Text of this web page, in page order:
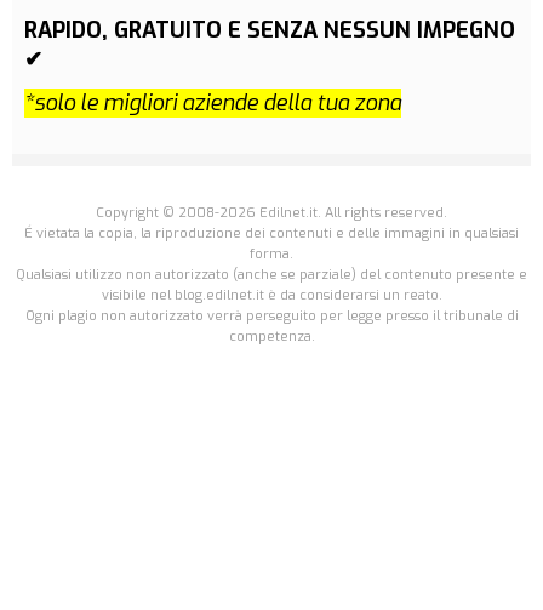
RAPIDO, GRATUITO E SENZA NESSUN IMPEGNO
✔
*solo le migliori aziende della tua zona
Copyright © 2008-2026 Edilnet.it. All rights reserved.
É vietata la copia, la riproduzione dei contenuti e delle immagini in qualsiasi
forma.
Qualsiasi utilizzo non autorizzato (anche se parziale) del contenuto presente e
visibile nel blog.edilnet.it è da considerarsi un reato.
Ogni plagio non autorizzato verrà perseguito per legge presso il tribunale di
competenza.